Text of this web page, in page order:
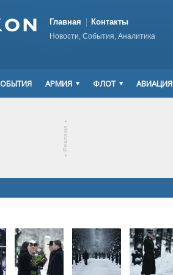
Главная Контакты
Новости, События, Аналитика
АРМИЯ ФЛОТ АВИАЦИЯ
▾
Реклама
▾